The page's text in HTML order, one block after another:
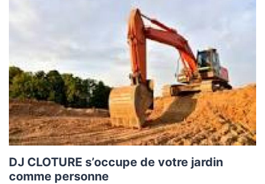
DJ CLOTURE s’occupe de votre jardin
comme personne